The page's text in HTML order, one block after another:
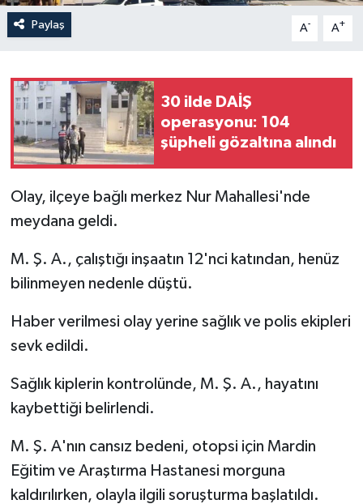
Paylaş A- A+
30 ilde DAİŞ
operasyonu: 104
şüpheli gözaltına alındı
Olay, ilçeye bağlı merkez Nur Mahallesi'nde
meydana geldi.
M. Ş. A., çalıştığı inşaatın 12'nci katından, henüz
bilinmeyen nedenle düştü.
Haber verilmesi olay yerine sağlık ve polis ekipleri
sevk edildi.
Sağlık kiplerin kontrolünde, M. Ş. A., hayatını
kaybettiği belirlendi.
M. Ş. A'nın cansız bedeni, otopsi için Mardin
Eğitim ve Araştırma Hastanesi morguna
kaldırılırken, olayla ilgili soruşturma başlatıldı.